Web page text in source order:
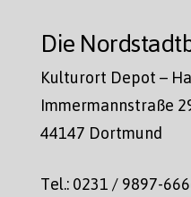
Die
Kulturort Depot –
Immermannstraße
44147 Dortmund
Tel.: 0231 / 9897-